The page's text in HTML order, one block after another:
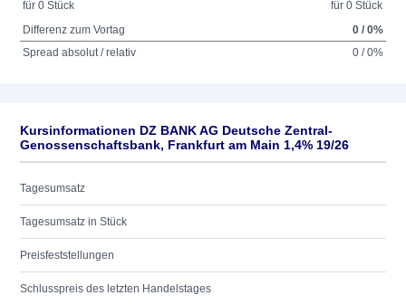
für 0 Stück
für 0 Stück
Differenz zum Vortag
0 / 0%
Spread absolut / relativ
0 / 0%
Kursinformationen DZ BANK AG Deutsche Zentral-
Genossenschaftsbank, Frankfurt am Main 1,4% 19/26
Tagesumsatz
Tagesumsatz in Stück
Preisfeststellungen
Schlusspreis des letzten Handelstages